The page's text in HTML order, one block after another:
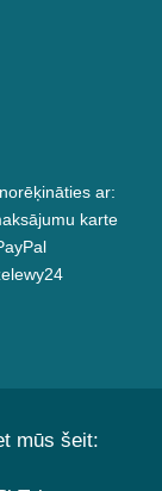
ar:
karte
mūs šeit: